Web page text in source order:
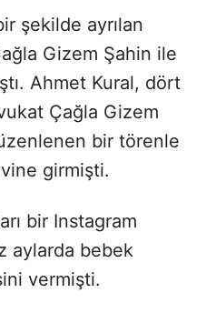
şekilde ayrılan
Gizem Şahin ile
Ahmet Kural, dört
Çağla Gizem
bir törenle
girmişti.
bir Instagram
aylarda bebek
vermişti.